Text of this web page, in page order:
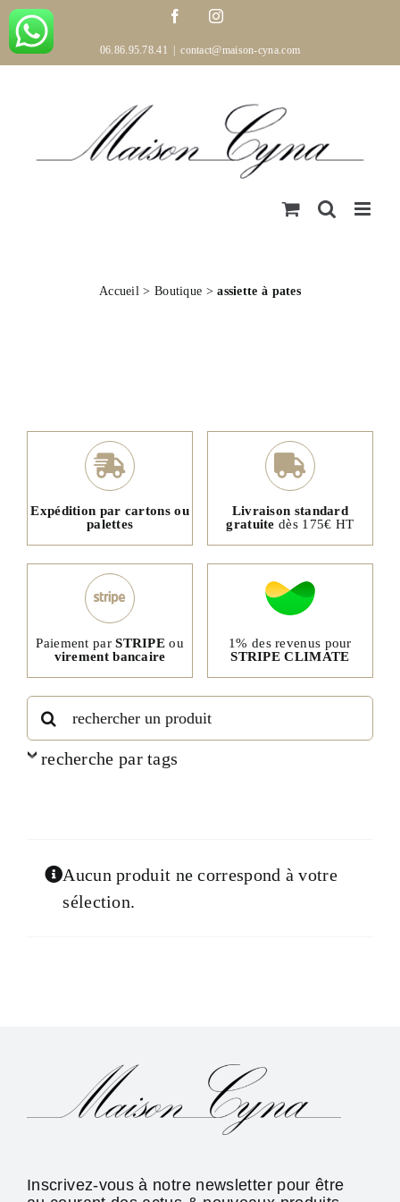
Passer
au
contenu
FacebookInstagram
06.86.95.78.41 contact@maison-cyna.com
Accueil > Boutique >assiette à pates
Expédition par cartons ou
palettes
Livraison standard
gratuite dès 175€ HT
Paiement parSTRIPE ou
virement bancaire
1% des revenus pour
STRIPE CLIMATE
Rechercher:
recherche par tags
Aucun produit ne correspond à votre
sélection.
Inscrivez-vous à notre newsletter pour être